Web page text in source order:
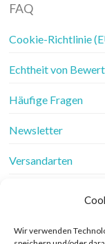
Wir verwenden
FAQ
Cookie-Richtlinie
Echtheit von
Häufige Fragen
Newsletter
Versandarten